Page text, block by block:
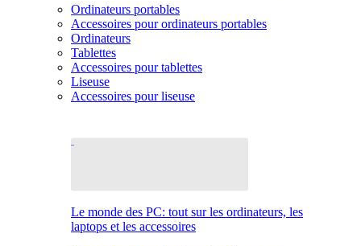
Ordinateurs portables
Accessoires pour ordinateurs portables
Ordinateurs
Tablettes
Accessoires pour tablettes
Liseuse
Accessoires pour liseuse
Le monde des PC: tout sur les ordinateurs, les
laptops et les accessoires